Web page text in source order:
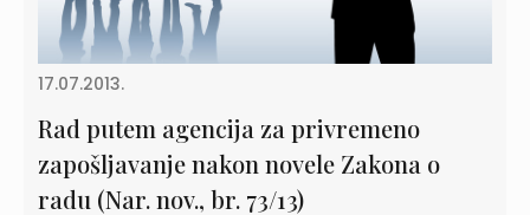
17.07.2013.
Rad putem agencija za privremeno
zapošljavanje nakon novele Zakona o
radu (Nar. nov., br. 73/13)